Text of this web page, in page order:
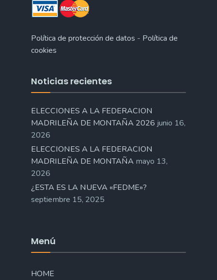
Política de protección de datos - Política de
cookies
Noticias recientes
ELECCIONES A LA FEDERACION
MADRILEÑA DE MONTAÑA 2026 junio 16,
2026
ELECCIONES A LA FEDERACION
MADRILEÑA DE MONTAÑA mayo 13,
2026
¿ESTA ES LA NUEVA «FEDME»?
septiembre 15, 2025
Menú
HOME